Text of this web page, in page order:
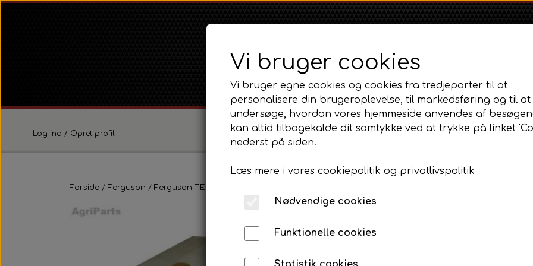
Log ind / Opret profil Shop
Ferguson TE20 Serie
Massey Ferguson
MF 65
500 Serien
Ford
Ford 100 Serien
Fordson
Om Kontakt
Forside Ferguson Ferguson TE20 Serie
Brændstoftank Diesel
1.600,00 DKK
Vi bruger cookies
Vi bruger egne cookies og cookies fra tredjeparter til at
personalisere din brugeroplevelse, til markedsføring og til at
undersøge, hvordan vores hjemmeside anvendes af
kan altid tilbagekalde dit samtykke ved at trykke på linket
nederst på siden.
Læs mere i vores cookiepolitik og privatlivspolitik
Nødvendige cookies
Funktionelle cookies